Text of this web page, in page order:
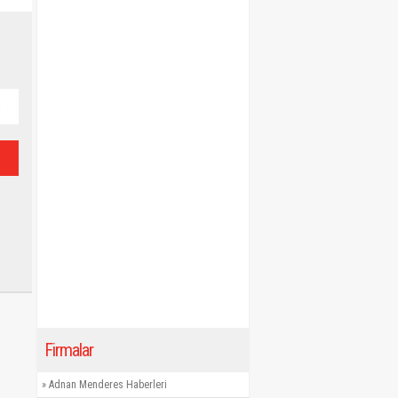
Firmalar
» Adnan Menderes Haberleri